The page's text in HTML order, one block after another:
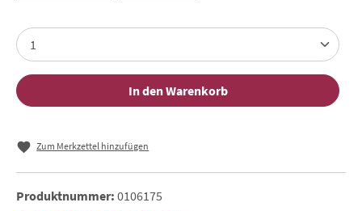
In den Warenkorb
Zum Merkzettel hinzufügen
Produktnummer: 0106175